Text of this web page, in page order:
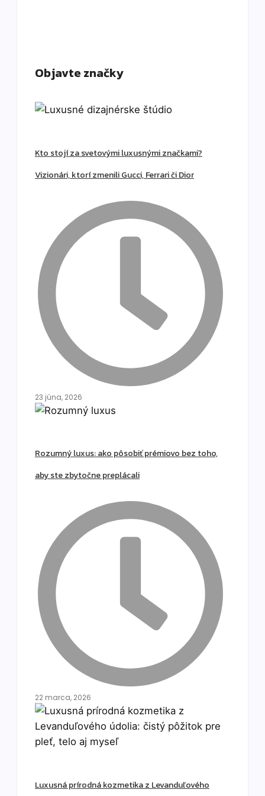
Objavte značky
Kto stojí za svetovými luxusnými značkami?
Vizionári, ktorí zmenili Gucci, Ferrari či Dior
23 júna, 2026
Rozumný luxus: ako pôsobiť prémiovo bez toho,
aby ste zbytočne preplácali
22 marca, 2026
Luxusná prírodná kozmetika z Levanduľového